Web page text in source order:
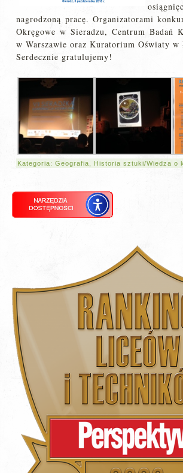
nagrodzoną pracę. ​Organizatorami
Okręgowe w Sieradzu, Centrum Badań
w Warszawie oraz Kuratorium Oświaty w
Serdecznie gratulujemy!
Kategoria:Geografia Historia sztuki/Wiedza o